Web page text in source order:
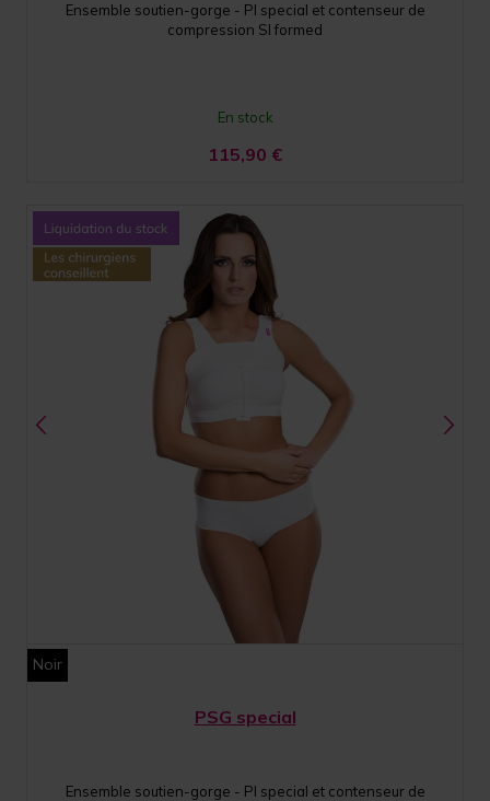
Ensemble soutien-gorge - PI special et contenseur de
compression SI formed
En stock
115,90 €
Noir
PSG special
Ensemble soutien-gorge - PI special et contenseur de